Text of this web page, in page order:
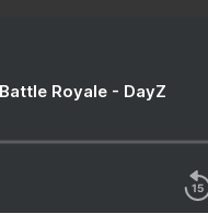
Royale - DayZ